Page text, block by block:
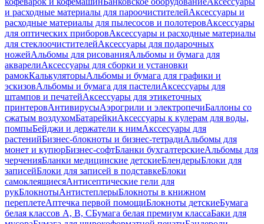
и расходные материалы для пароочистителейАксессуары и
расходные материалы для пылесосов и полотеровАксессуары
для оптических приборовАксессуары и расходные материалы
для стеклоочистителейАксессуары для подарочных
ножейАльбомы для рисованияАльбомы и бумага для
акварелиАксессуары для сборки и установки
рамокКалькуляторыАльбомы и бумага для графики и
эскизовАльбомы и бумага для пастелиАксессуары для
штампов и печатейАксессуары для этикеточных
принтеровАнтивирусыАэрогрили и электропечиБаллоны со
сжатым воздухомБатарейкиАксессуары к кулерам для воды,
помпыБейджи и держатели к нимАкссесуары для
растенийБизнес-блокноты и бизнес-тетрадиАльбомы для
монет и купюрБизнес-софтБланки бухгалтерскиеАльбомы для
черченияБланки медицинские детскиеБлендерыБлоки для
записейБлоки для записей в подставкеБлоки
самоклеящиесяАнтисептические гели для
рукБлокнотыАнтистеплерыБлокноты в книжном
переплетеАптечка первой помощиБлокноты детскиеБумага
белая классов А, В, СБумага белая премиум классаБаки для